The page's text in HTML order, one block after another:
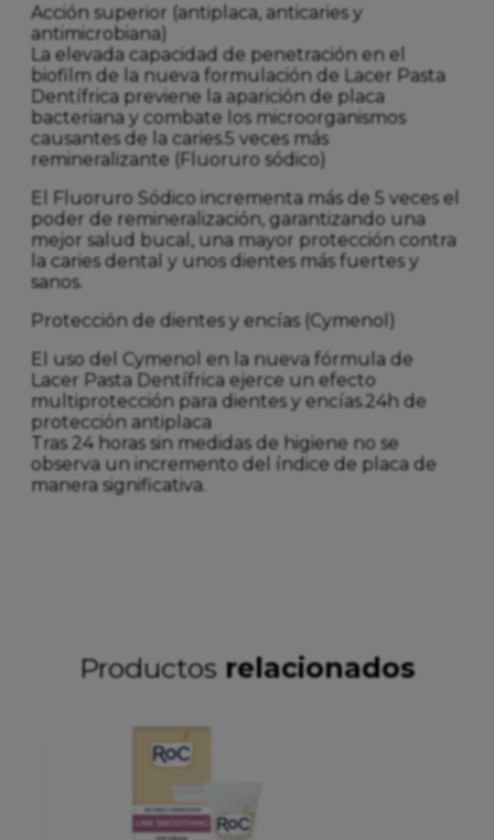
Acción superior (antiplaca, anticaries y
antimicrobiana)
La elevada capacidad de penetración en el
biofilm de la nueva formulación de Lacer Pasta
Dentífrica previene la aparición de placa
bacteriana y combate los microorganismos
causantes de la caries.5 veces más
remineralizante (Fluoruro sódico)
El Fluoruro Sódico incrementa más de 5 veces el
poder de remineralización, garantizando una
mejor salud bucal, una mayor protección contra
la caries dental y unos dientes más fuertes y
sanos.
Protección de dientes y encías (Cymenol)
El uso del Cymenol en la nueva fórmula de
Lacer Pasta Dentífrica ejerce un efecto
multiprotección para dientes y encías.24h de
protección antiplaca
Tras 24 horas sin medidas de higiene no se
observa un incremento del índice de placa de
manera significativa.
Productos relacionados